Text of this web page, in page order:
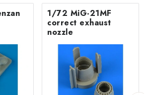
1/72 MiG-21MF
correct exhaust
nozzle